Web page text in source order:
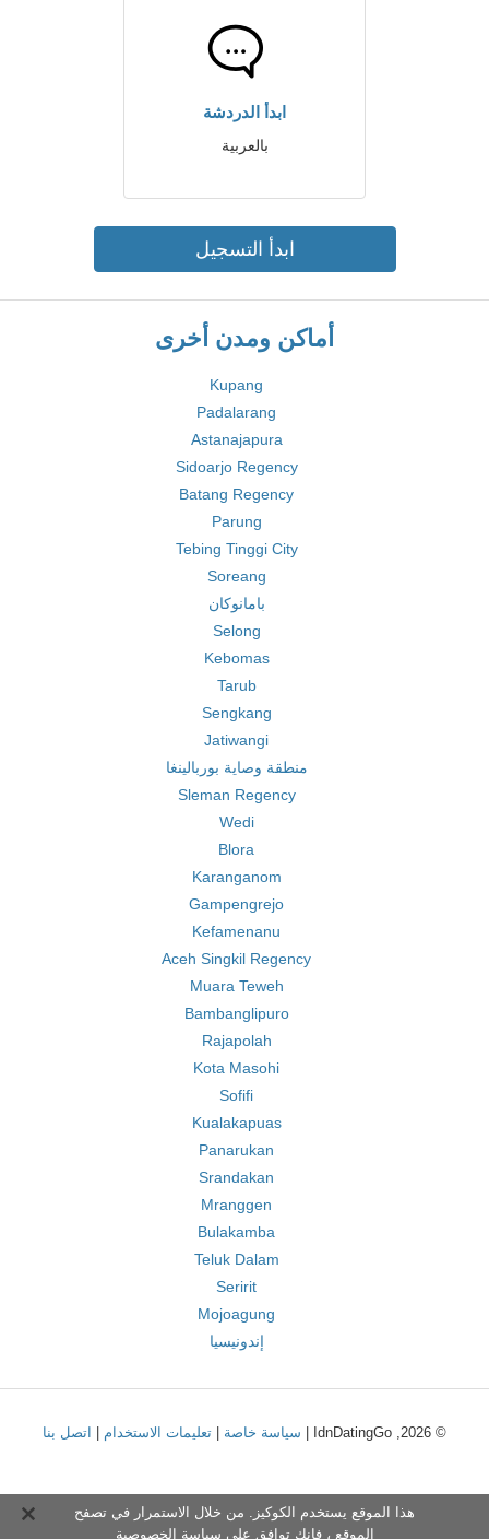
ابدأ الدردشة
بالعربية
ابدأ التسجيل
أماكن ومدن أخرى
Kupang
Padalarang
Astanajapura
Sidoarjo Regency
Batang Regency
Parung
Tebing Tinggi City
Soreang
بامانوكان
Selong
Kebomas
Tarub
Sengkang
Jatiwangi
منطقة وصاية بوربالينغا
Sleman Regency
Wedi
Blora
Karanganom
Gampengrejo
Kefamenanu
Aceh Singkil Regency
Muara Teweh
Bambanglipuro
Rajapolah
Kota Masohi
Sofifi
Kualakapuas
Panarukan
Srandakan
Mranggen
Bulakamba
Teluk Dalam
Seririt
Mojoagung
إندونيسيا
© 2026, IdnDatingGo | سياسة خاصة تعليمات الاستخدام اتصل بنا
هذا الموقع يستخدم الكوكيز. من خلال الاستمرار في تصفح
الموقع ، فإنك توافق على سياسة الخصوصية